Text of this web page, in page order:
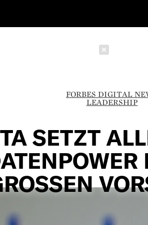
FORBES DIGITAL
LEADERSHIP
SETZT